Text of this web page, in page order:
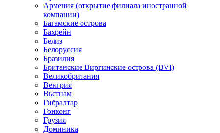
Армения (открытие филиала иностранной
компании)
Багамские острова
Бахрейн
Белиз
Белоруссия
Бразилия
Британские Виргинские острова (BVI)
Великобритания
Венгрия
Вьетнам
Гибралтар
Гонконг
Грузия
Доминика